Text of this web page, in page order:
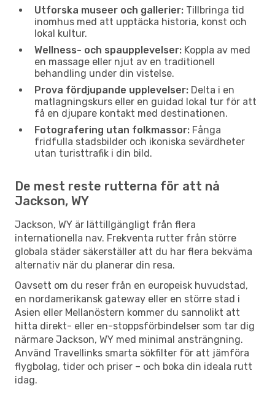
Utforska museer och gallerier: Tillbringa tid
inomhus med att upptäcka historia, konst och
lokal kultur.
Wellness- och spaupplevelser: Koppla av med
en massage eller njut av en traditionell
behandling under din vistelse.
Prova fördjupande upplevelser: Delta i en
matlagningskurs eller en guidad lokal tur för att
få en djupare kontakt med destinationen.
Fotografering utan folkmassor: Fånga
fridfulla stadsbilder och ikoniska sevärdheter
utan turisttrafik i din bild.
De mest reste rutterna för att nå
Jackson, WY
Jackson, WY är lättillgängligt från flera
internationella nav. Frekventa rutter från större
globala städer säkerställer att du har flera bekväma
alternativ när du planerar din resa.
Oavsett om du reser från en europeisk huvudstad,
en nordamerikansk gateway eller en större stad i
Asien eller Mellanöstern kommer du sannolikt att
hitta direkt- eller en-stoppsförbindelser som tar dig
närmare Jackson, WY med minimal ansträngning.
Använd Travellinks smarta sökfilter för att jämföra
flygbolag, tider och priser – och boka din ideala rutt
idag.